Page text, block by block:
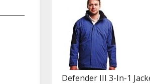
Defender III 3-In-1